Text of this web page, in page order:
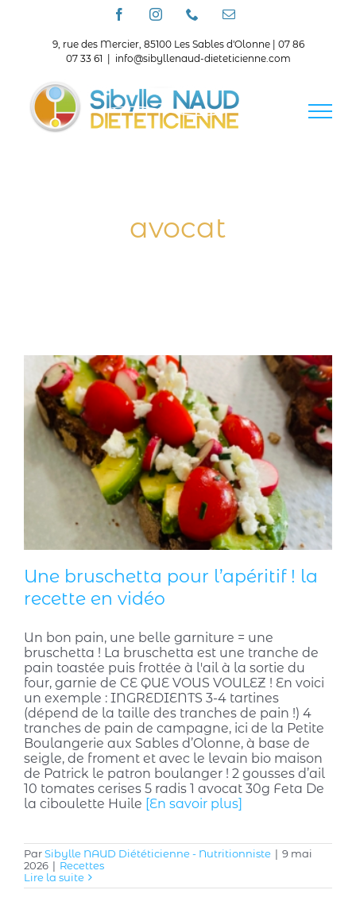
FacebookInstagramTéléphoneEmail
9, rue des Mercier, 85100 Les Sables d'Olonne | 07 86
07 33 61
info@sibyllenaud-dieteticienne.com
avocat
Une bruschetta pour l’apéritif ! la
recette en vidéo
Un bon pain, une belle garniture = une
bruschetta ! La bruschetta est une tranche de
pain toastée puis frottée à l'ail à la sortie du
four, garnie de CE QUE VOUS VOULEZ ! En voici
un exemple : INGREDIENTS 3-4 tartines
(dépend de la taille des tranches de pain !) 4
tranches de pain de campagne, ici de la Petite
Boulangerie aux Sables d’Olonne, à base de
seigle, de froment et avec le levain bio maison
de Patrick le patron boulanger ! 2 gousses d’ail
10 tomates cerises 5 radis 1 avocat 30g Feta De
la ciboulette Huile [En savoir plus]
ParSibylle NAUD Diététicienne - Nutritionniste | 9 mai
2026 | Recettes
Lire la suite